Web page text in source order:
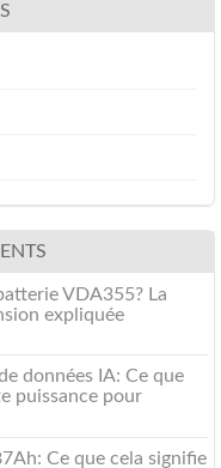
VDA355? La
expliquée
données IA: Ce que
puissance pour
Ce que cela signifie